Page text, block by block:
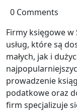
0 Comments
Firmy księgowe
usług, które są
małych, jak i
prowadzenie
podatkowe oraz
firm specjalizuje